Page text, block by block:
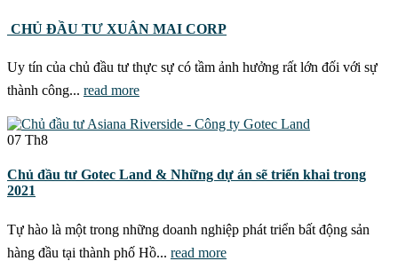
CHỦ ĐẦU TƯ XUÂN MAI CORP
Uy tín của chủ đầu tư thực sự có tầm ảnh hưởng rất lớn đối với sự
thành công... read more
07 Th8
Chủ đầu tư Gotec Land & Những dự án sẽ triển khai trong
2021
Tự hào là một trong những doanh nghiệp phát triển bất động sản
hàng đầu tại thành phố Hồ... read more